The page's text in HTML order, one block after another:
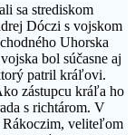
sa strediskom
Dóczi s vojskom
Uhorska
bol súčasne aj
patril kráľovi.
zástupcu kráľa ho
s richtárom. V
Rákoczim, veliteľom